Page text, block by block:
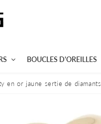
BOUCLES D'OREILLES
en or jaune sertie de diamants.